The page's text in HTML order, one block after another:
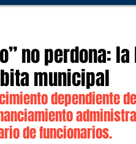
no perdona: la
municipal
dependiente
de funcionarios.